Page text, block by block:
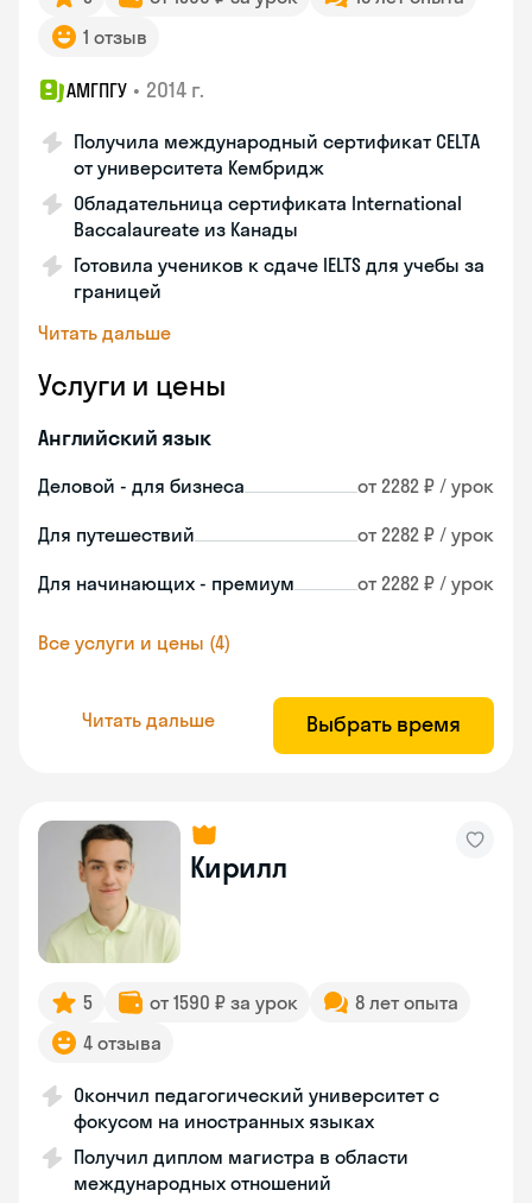
1 отзыв
АМГПГУ • 2014 г.
Получила международный сертификат CELTA
от университета Кембридж
Обладательница сертификата International
Baccalaureate из Канады
Готовила учеников к сдаче IELTS для учебы за
границей
Читать дальше
Услуги и цены
Английский язык
Деловой - для бизнеса от 2282 ₽ / урок
Для путешествий от 2282 ₽ / урок
Для начинающих - премиум от 2282 ₽ / урок
Все услуги и цены (4)
Читать дальше Выбрать время
Кирилл
5 от 1590 ₽ за урок
8 лет опыта
4 отзыва
Окончил педагогический университет с
фокусом на иностранных языках
Получил диплом магистра в области
международных отношений